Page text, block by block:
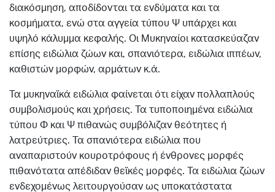
διακόσμηση, αποδίδονται τα ενδύματα και τα
κοσμήματα, ενώ στα αγγεία τύπου Ψ υπάρχει και
υψηλό κάλυμμα κεφαλής. Οι Μυκηναίοι κατασκεύαζαν
επίσης ειδώλια ζώων και, σπανιότερα, ειδώλια ιππέων,
καθιστών μορφών, αρμάτων κ.ά.
Τα μυκηναϊκά ειδώλια φαίνεται ότι είχαν πολλαπλούς
συμβολισμούς και χρήσεις. Τα τυποποιημένα ειδώλια
τύπου Φ και Ψ πιθανώς συμβόλιζαν θεότητες ή
λατρεύτριες. Τα σπανιότερα ειδώλια που
αναπαριστούν κουροτρόφους ή ένθρονες μορφές
πιθανότατα απέδιδαν θεϊκές μορφές. Τα ειδώλια ζώων
ενδεχομένως λειτουργούσαν ως υποκατάστατα